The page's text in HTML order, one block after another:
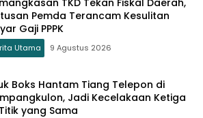
Pemda Terancam Kesulitan
Gaji PPPK
Utama 9 Agustus 2026
Boks Hantam Tiang Telepon di
Jadi Kecelakaan Ketiga
yang Sama